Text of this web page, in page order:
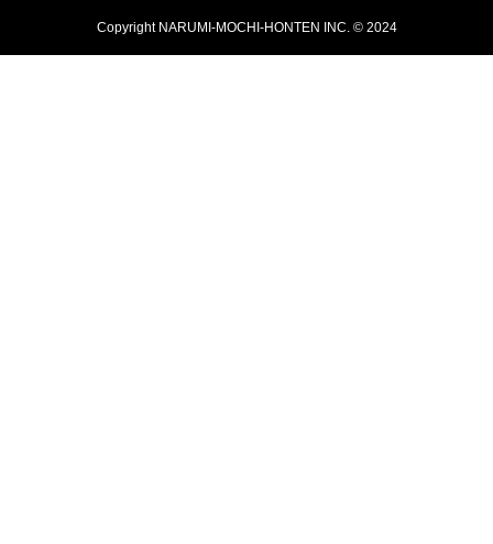
Copyright NARUMI-MOCHI-HONTEN INC. © 2024